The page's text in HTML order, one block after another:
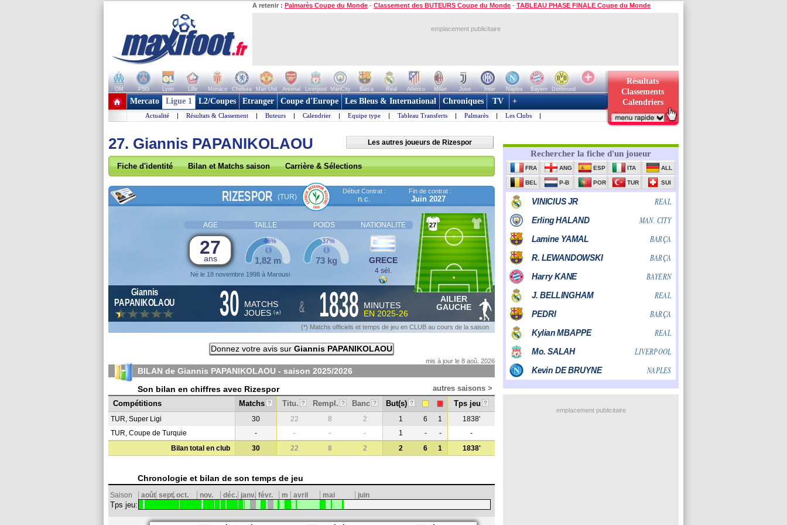
A retenir : Palmarès Coupe du Monde - Classement des BUTEURS Coupe du Monde - TABLEAU PHASE FINALE Coupe du Monde
emplacement publicitaire
OM PSG Lyon Lille Monaco Chelsea Man Utd Arsenal Liverpool ManCity Barca Real Atletico Milan Juve Inter Naples Bayern
Dortmund
+ de clubs
Résultats
Classements
Calendriers
Mercato Ligue 1 L2/Coupes Etranger Coupe d'Europe Les Bleus & International Chroniques TV +
Actualité | Résultats & Classement | Buteurs | Calendrier | Equipe type | Tableau Transferts | Palmarès | Les Clubs |
27. Giannis PAPANIKOLAOU Les autres joueurs de Rizespor
Fiche d'identité Bilan et Matchs saison Carrière & Sélections
RIZESPOR (TUR)
Début Contrat :
n.c.
Fin de contrat :
Juin 2027
AGE TAILLE POIDS NATIONALITE
27
ans
Né le 18 novembre 1998 à Marousi
1,82 m
46%
73 kg
37%
GRECE
4 sél.
27
Giannis
PAPANIKOLAOU
30 MATCHS
JOUES (*) & 1838
MINUTES
EN 2025-26
AILIER
GAUCHE
(*) Matchs officiels et temps de jeu en CLUB au cours de la saison
Donnez votre avis sur Giannis PAPANIKOLAOU
mis à jour le 8 aoû. 2026
BILAN de Giannis PAPANIKOLAOU - saison 2025/2026
Son bilan en chiffres avec Rizespor
autres saisons >
Compétitions
Matchs ? Titu. ? Rempl. ? Banc ? But(s) ? Tps jeu ?
TUR, Super Ligi 30 22 8 2 1 6 1
1838'
TUR, Coupe de Turquie
- - - - 1 - -
-
Bilan total en club
30 22 8 2 2 6 1 1838'
Chronologie et bilan de son temps de jeu
Saison août sept.oct. nov. déc. janv. févr. m avril mai juin
Tps jeu:
emplacement publicitaire